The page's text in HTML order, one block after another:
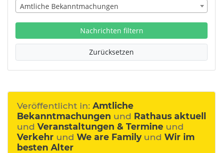
Amtliche Bekanntmachungen
Nachrichten filtern
Zurücksetzen
Veröffentlicht in: Amtliche
Bekanntmachungen und Rathaus aktuell
und Veranstaltungen & Termine und
Verkehr und We are Family und Wir im
besten Alter